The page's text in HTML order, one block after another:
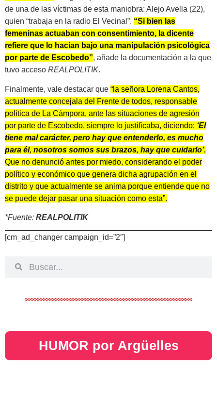
de una de las víctimas de esta maniobra: Alejo Avella (22),
quien “trabaja en la radio El Vecinal”. “Si bien las
femeninas actuaban con consentimiento, la dicente
refiere que lo hacían bajo una manipulación psicológica
por parte de Escobedo”, añade la documentación a la que
tuvo acceso REALPOLITIK.
Finalmente, vale destacar que “la señora Lorena Cantos,
actualmente concejala del Frente de todos, responsable
política de La Cámpora, ante las situaciones de agresión
por parte de Escobedo, siempre lo justificaba, diciendo: ‘El
tiene mal carácter, pero hay que entenderlo, es mucho
para él, nosotros somos sus brazos, hay que cuidarlo’.
Que no denunció antes por miedo, considerando el poder
político y económico que genera dicha agrupación en el
distrito y que actualmente se anima porque entiende que no
se puede dejar pasar una situación como esta”.
*Fuente: REALPOLITIK
[cm_ad_changer campaign_id=”2″]
HUMOR por Argüelles​